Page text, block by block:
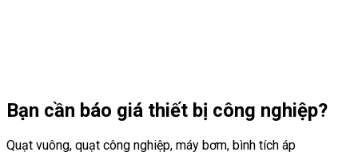
Bạn cần báo giá thiết bị công nghiệp?
Quạt vuông, quạt công nghiệp, máy bơm, bình tích áp